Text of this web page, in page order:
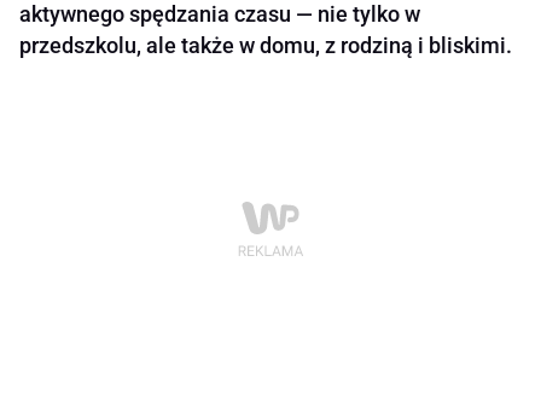
aktywnego spędzania czasu — nie tylko w
przedszkolu, ale także w domu, z rodziną i bliskimi.